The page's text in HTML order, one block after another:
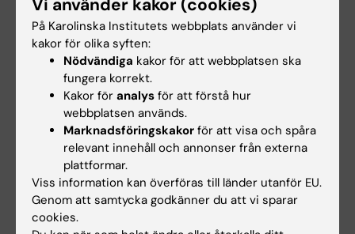
tillgänglighetsanpassad om den ska
publiceras. Läs mer omtillgängliga PDF:er
Kommunicera KI:s varumärke och enligt
vår grafiska profil
Det är viktigare än någonsin att vi håller ihop
och stärker KI:s varumärke. En viktig aspekt av
detta är att vi använder vår logotyp enhetligt.
Läs på om våra varumärkesreglerochhur du
använder logotypen enligt vår grafiska profil
På Karolinska Institutets webbplats använder vi
kakor för olika syften:
Nödvändiga kakor för att webbplatsen ska
fungera korrekt.
Kakor för analys för att förstå hur
webbplatsen används.
Marknadsföringskakor för att visa och spåra
relevant innehåll och annonser från externa
plattformar.
Viss information kan överföras till länder utanför EU.
Genom att samtycka godkänner du att vi sparar
cookies.